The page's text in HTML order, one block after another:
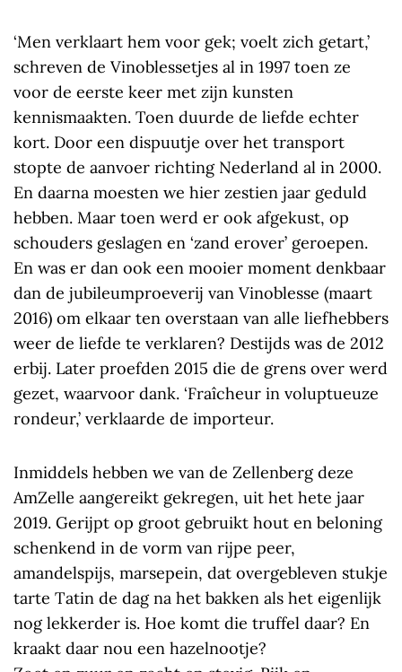
‘Men verklaart hem voor gek; voelt zich getart,’
schreven de Vinoblessetjes al in 1997 toen ze
voor de eerste keer met zijn kunsten
kennismaakten. Toen duurde de liefde echter
kort. Door een dispuutje over het transport
stopte de aanvoer richting Nederland al in 2000.
En daarna moesten we hier zestien jaar geduld
hebben. Maar toen werd er ook afgekust, op
schouders geslagen en ‘zand erover’ geroepen.
En was er dan ook een mooier moment denkbaar
dan de jubileumproeverij van Vinoblesse (maart
2016) om elkaar ten overstaan van alle liefhebbers
weer de liefde te verklaren? Destijds was de 2012
erbij. Later proefden 2015 die de grens over werd
gezet, waarvoor dank. ‘Fraîcheur in voluptueuze
rondeur,’ verklaarde de importeur.
Inmiddels hebben we van de Zellenberg deze
AmZelle aangereikt gekregen, uit het hete jaar
2019. Gerijpt op groot gebruikt hout en beloning
schenkend in de vorm van rijpe peer,
amandelspijs, marsepein, dat overgebleven stukje
tarte Tatin de dag na het bakken als het eigenlijk
nog lekkerder is. Hoe komt die truffel daar? En
kraakt daar nou een hazelnootje?